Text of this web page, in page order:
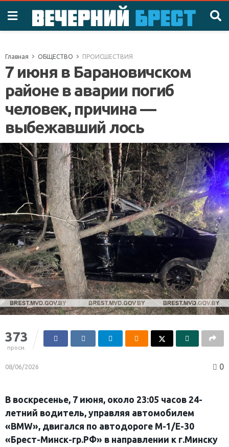
Главная ОБЩЕСТВО ПРОИСШЕСТВИЯ
7 июня в Барановичском
районе в аварии погиб
человек, причина —
выбежавший лось
373
просм.
08/06/2026 0
В воскресенье, 7 июня, около 23:05 часов 24-
летний водитель, управляя автомобилем
«BMW», двигался по автодороге М-1/Е-30
«Брест-Минск-гр.РФ» в направлении к г.Минску